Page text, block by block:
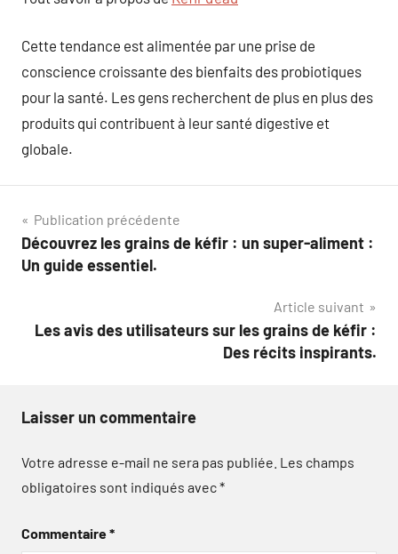
Cette tendance est alimentée par une prise de
conscience croissante des bienfaits des probiotiques
pour la santé. Les gens recherchent de plus en plus des
produits qui contribuent à leur santé digestive et
globale.
Navigation
de
Publication précédente
Découvrez les grains de kéfir : un super-aliment :
Un guide essentiel.
Article suivant
Les avis des utilisateurs sur les grains de kéfir :
Des récits inspirants.
Laisser un commentaire
Votre adresse e-mail ne sera pas publiée. Les champs
obligatoires sont indiqués avec*
Commentaire*